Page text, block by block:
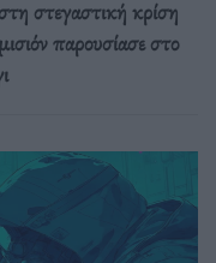
στεγαστική κρίση
παρουσίασε στο